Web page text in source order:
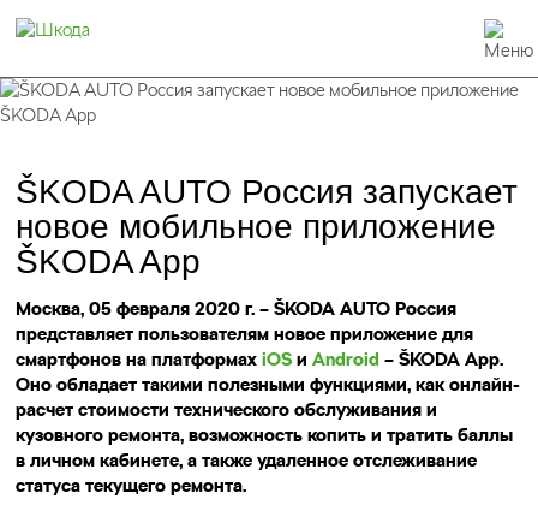
ŠKODA AUTO Россия запускает
новое мобильное приложение
ŠKODA App
Москва, 05 февраля 2020 г. – ŠKODA AUTO Россия
представляет пользователям новое приложение для
смартфонов на платформахiOS иAndroid– ŠKODA App.
Оно обладает такими полезными функциями, как онлайн-
расчет стоимости технического обслуживания и
кузовного ремонта, возможность копить и тратить баллы
в личном кабинете, а также удаленное отслеживание
статуса текущего ремонта.